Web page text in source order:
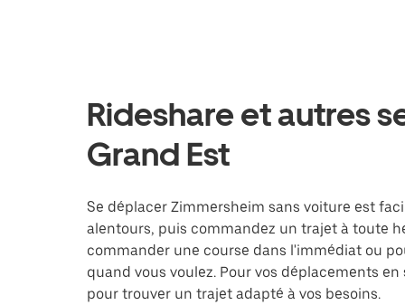
Rideshare et autres
Grand Est
Se déplacer Zimmersheim sans voiture est
alentours, puis commandez un trajet à toute
commander une course dans l'immédiat ou
quand vous voulez. Pour vos déplacements
pour trouver un trajet adapté à vos besoins.